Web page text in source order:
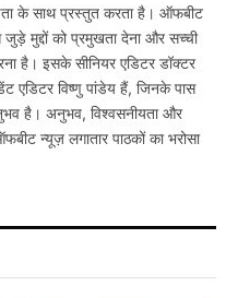
के साथ प्रस्तुत करता है। ऑफबीट
मुद्दों को प्रमुखता देना और सच्ची
है। इसके सीनियर एडिटर डॉक्टर
एडिटर विष्णु पांडेय हैं, जिनके पास
है। अनुभव, विश्वसनीयता और
न्यूज़ लगातार पाठकों का भरोसा